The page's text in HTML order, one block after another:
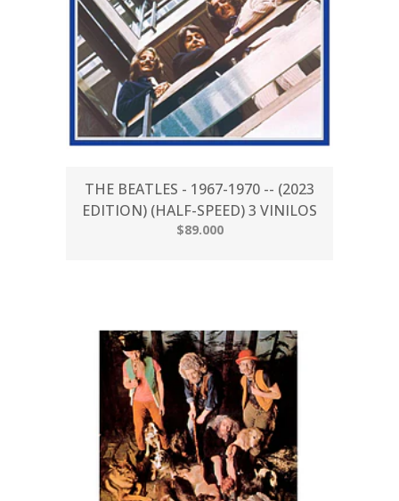
THE BEATLES - 1967-1970 -- (2023
EDITION) (HALF-SPEED) 3 VINILOS
$89.000